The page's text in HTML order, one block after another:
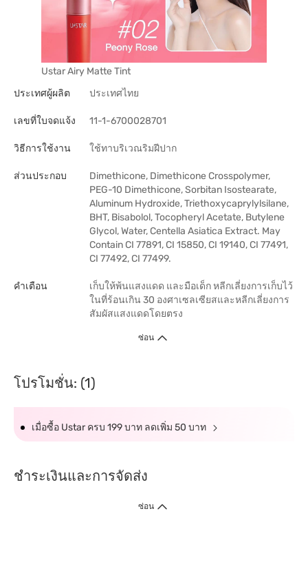
Ustar Airy Matte Tint
ประเทศผู้ผลิต
ประเทศไทย
เลขที่ใบจดแจ้ง 11-1-6700028701
วิธีการใช้งาน ใช้ทาบริเวณริมฝีปาก
ส่วนประกอบ
Dimethicone, Dimethicone Crosspolymer,
PEG-10 Dimethicone, Sorbitan Isostearate,
Aluminum Hydroxide, Triethoxycaprylylsilane,
BHT, Bisabolol, Tocopheryl Acetate, Butylene
Glycol, Water, Centella Asiatica Extract. May
Contain CI 77891, CI 15850, CI 19140, CI 77491,
CI 77492, CI 77499.
คำเตือน
เก็บให้พ้นแสงแดด และมือเด็ก หลีกเลี่ยงการเก็บไว้
ในที่ร้อนเกิน 30 องศาเซลเซียสและหลีกเลี่ยงการ
สัมผัสแสงแดดโดยตรง
ซ่อน
โปรโมชั่น: (1)
เมื่อซื้อ Ustar ครบ 199 บาท ลดเพิ่ม 50 บาท
ชำระเงินและการจัดส่ง
ซ่อน